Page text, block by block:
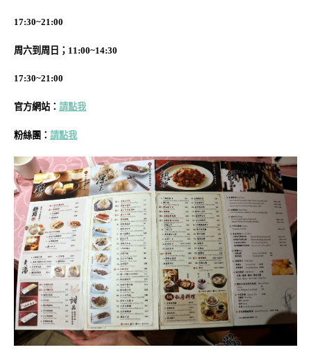
17:30~21:00
周六到周日； 11:00~14:30
17:30~21:00
官方網站： 請點我
粉絲團： 請點我